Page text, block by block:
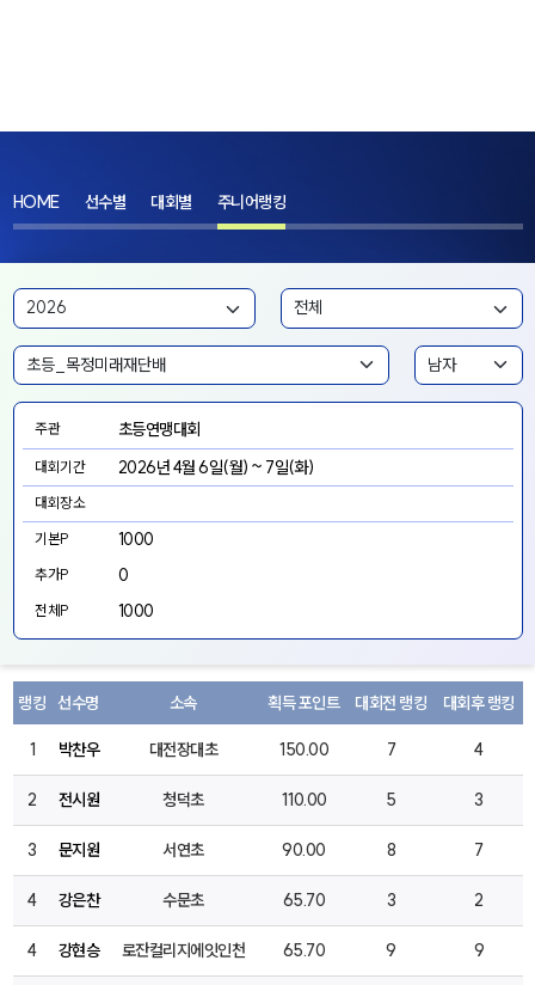
HOME 선수별 대회별 주니어랭킹
초등연맹대회
주관
2026년 4월 6일(월) ~ 7일(화)
대회기간
대회장소
1000
기본P
0
추가P
1000
전체P
랭킹 선수명 소속 획득 포인트 대회전 랭킹 대회후 랭킹
1 박찬우 대전장대초 150.00 7 4
2 전시원 청덕초 110.00 5 3
3 문지원 서연초 90.00 8 7
4 강은찬 수문초 65.70 3 2
4 강현승 로잔컬리지에잇인천 65.70 9 9